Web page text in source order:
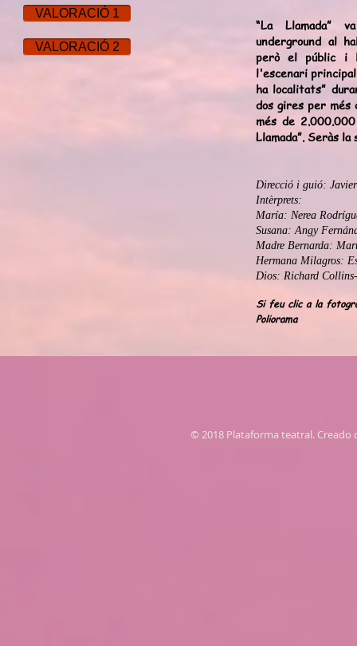
VALORACIÓ 1
VALORACIÓ 2
“La Llamada”
underground al
però el públic i
l'escenari
ha localitats”
dos gires per més
més de
Llamada”. Seràs la
Direcció i guió:
Intèrprets:
María: Nerea
Susana: Angy
Madre Bernarda:
Hermana Milagros:
Dios: Richard
Si feu clic a la
Poliorama
© 2018 Plataforma teatral. Creado